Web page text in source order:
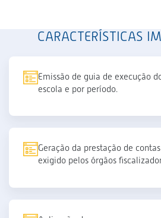
CARACTERÍSTICAS
Emissão de guia de execução
escola e por período.
Geração da prestação de
exigido pelos órgãos